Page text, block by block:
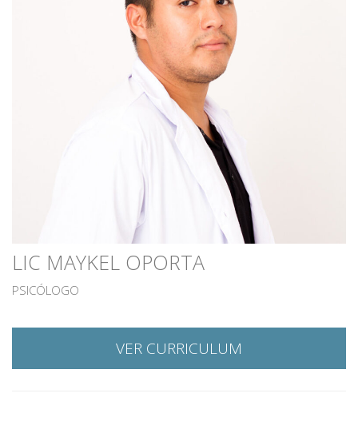
LIC MAYKEL OPORTA
PSICÓLOGO
VER CURRICULUM